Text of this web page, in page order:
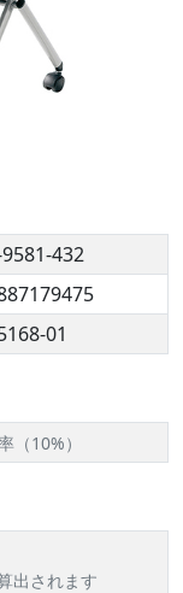
432
01
（10%）
出されます